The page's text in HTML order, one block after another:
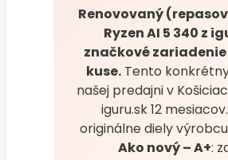
Renovovaný
Ryzen AI 5 340 z
značkové zariadenie
kuse. Tento
našej predajni v
iguru.sk 12
originálne diely
Ako nový – A+: